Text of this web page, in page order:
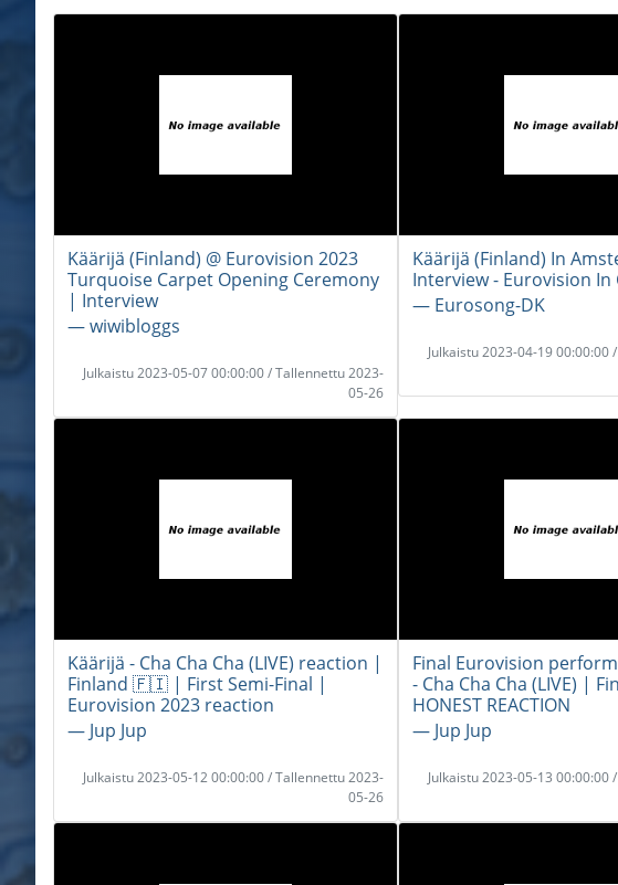
Käärijä (Finland) @ Eurovision 2023
Turquoise Carpet Opening Ceremony
| Interview
― wiwibloggs
Julkaistu 2023-05-07 00:00:00 / Tallennettu 2023-
05-26
Käärijä (Finland) In
Interview - Eurovision In
― Eurosong-DK
Julkaistu 2023-04-19 00:00:00
Käärijä - Cha Cha Cha (LIVE) reaction |
Finland 🇫🇮 | First Semi-Final |
Eurovision 2023 reaction
― Jup Jup
Julkaistu 2023-05-12 00:00:00 / Tallennettu 2023-
05-26
Final Eurovision
- Cha Cha Cha (LIVE) |
HONEST REACTION
― Jup Jup
Julkaistu 2023-05-13 00:00:00